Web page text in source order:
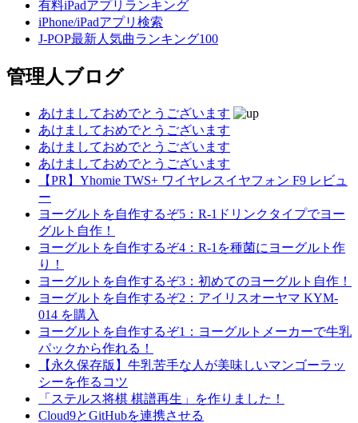
有料iPadアプリランキング
iPhone/iPadアプリ検索
J-POP最新人気曲ランキング100
管理人ブログ
あけましておめでとうございます
あけましておめでとうございます
あけましておめでとうございます
あけましておめでとうございます
【PR】Yhomie TWS+ ワイヤレスイヤフォン F9 レビュ
ー
ヨーグルトを自作するぞ5：R-1ドリンクタイプでヨー
グルト自作！
ヨーグルトを自作するぞ4：R-1を種菌にヨーグルト作
り！
ヨーグルトを自作するぞ3：初めてのヨーグルト自作！
ヨーグルトを自作するぞ2：アイリスオーヤマ KYM-
014 を購入
ヨーグルトを自作するぞ1：ヨーグルトメーカーで牛乳
パックから作れる！
【永久保存版】牛乳苦手な人が美味しいマンゴーラッ
シーを作るコツ
「ステルス将棋 棋譜再生」を作りました！
Cloud9とGitHubを連携させる